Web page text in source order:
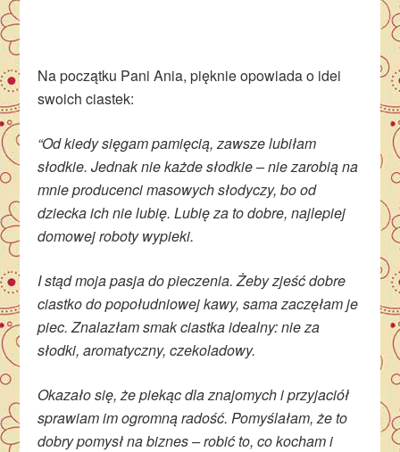
Na początku Pani Ania, pięknie opowiada o idei
swoich ciastek:
“Od kiedy sięgam pamięcią, zawsze lubiłam
słodkie. Jednak nie każde słodkie – nie zarobią na
mnie producenci masowych słodyczy, bo od
dziecka ich nie lubię. Lubię za to dobre, najlepiej
domowej roboty wypieki.
I stąd moja pasja do pieczenia. Żeby zjeść dobre
ciastko do popołudniowej kawy, sama zaczęłam je
piec. Znalazłam smak ciastka idealny: nie za
słodki, aromatyczny, czekoladowy.
Okazało się, że piekąc dla znajomych i przyjaciół
sprawiam im ogromną radość. Pomyślałam, że to
dobry pomysł na biznes – robić to, co kocham i